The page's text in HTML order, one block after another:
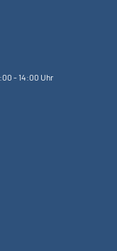
- 14:00 Uhr